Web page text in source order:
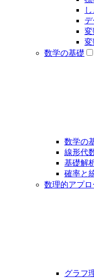
デ
変
変
数学の基礎
数学の
線形代
基礎解
確率と
数理的アプ
グラフ